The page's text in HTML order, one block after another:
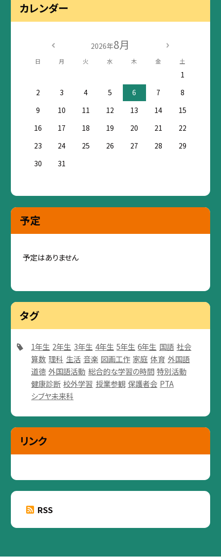
カレンダー
2026年8月
日 月 火 水 木 金 土
1
2
3 4 5 6 7
8
9
10 11 12 13 14
15
16
17 18 19 20 21
22
23
24 25 26 27 28
29
30
31
予定
予定はありません
タグ
1年生 2年生 3年生 4年生 5年生 6年生 国語 社会
算数 理科 生活 音楽 図画工作 家庭 体育 外国語
道徳 外国語活動 総合的な学習の時間 特別活動
健康診断 校外学習 授業参観 保護者会 PTA
シブヤ未来科
リンク
RSS